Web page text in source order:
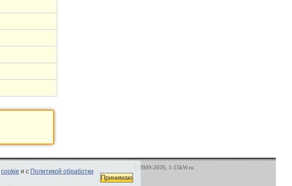
© 2009-2026, 1-15kW.ru
cookie и с Политикой обработки